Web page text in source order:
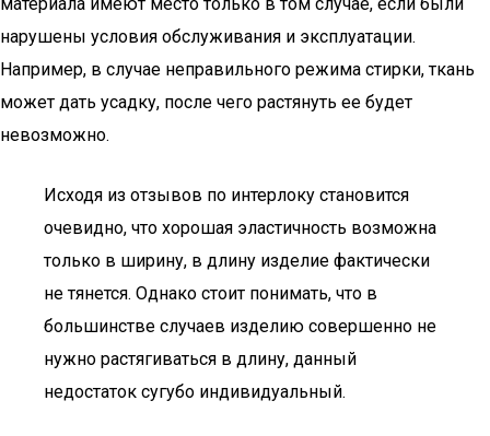
нарушены условия обслуживания и эксплуатации.
Например, в случае неправильного режима стирки, ткань
может дать усадку, после чего растянуть ее будет
невозможно.
Исходя из отзывов по интерлоку становится
очевидно, что хорошая эластичность возможна
только в ширину, в длину изделие фактически
не тянется. Однако стоит понимать, что в
большинстве случаев изделию совершенно не
нужно растягиваться в длину, данный
недостаток сугубо индивидуальный.